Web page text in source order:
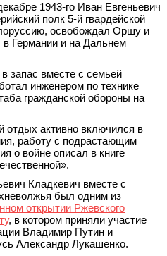
1943-го Иван Евгеньевич
полк 5-й гвардейской
освобождал Оршу и
Германии и на Дальнем
запас вместе с семьей
инженером по технике
гражданской обороны на
активно включился в
работу с подрастающим
о войне описал в книге
Кладкевич вместе с
был одним из
открытии Ржевского
, в котором приняли участие
Владимир Путин и
Александр Лукашенко.